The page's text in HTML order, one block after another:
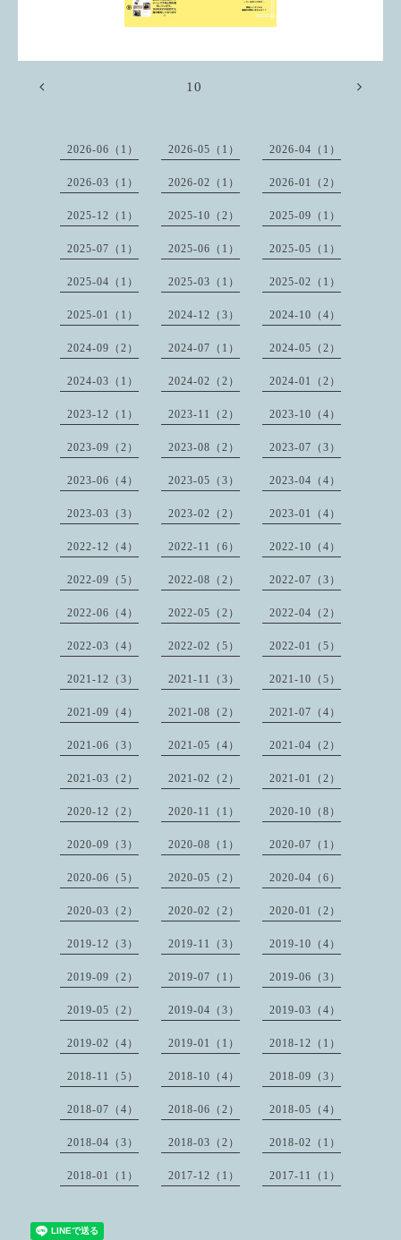
10
2026-06（1） 2026-05（1） 2026-04（1）
2026-03（1） 2026-02（1） 2026-01（2）
2025-12（1） 2025-10（2） 2025-09（1）
2025-07（1） 2025-06（1） 2025-05（1）
2025-04（1） 2025-03（1） 2025-02（1）
2025-01（1） 2024-12（3） 2024-10（4）
2024-09（2） 2024-07（1） 2024-05（2）
2024-03（1） 2024-02（2） 2024-01（2）
2023-12（1） 2023-11（2） 2023-10（4）
2023-09（2） 2023-08（2） 2023-07（3）
2023-06（4） 2023-05（3） 2023-04（4）
2023-03（3） 2023-02（2） 2023-01（4）
2022-12（4） 2022-11（6） 2022-10（4）
2022-09（5） 2022-08（2） 2022-07（3）
2022-06（4） 2022-05（2） 2022-04（2）
2022-03（4） 2022-02（5） 2022-01（5）
2021-12（3） 2021-11（3） 2021-10（5）
2021-09（4） 2021-08（2） 2021-07（4）
2021-06（3） 2021-05（4） 2021-04（2）
2021-03（2） 2021-02（2） 2021-01（2）
2020-12（2） 2020-11（1） 2020-10（8）
2020-09（3） 2020-08（1） 2020-07（1）
2020-06（5） 2020-05（2） 2020-04（6）
2020-03（2） 2020-02（2） 2020-01（2）
2019-12（3） 2019-11（3） 2019-10（4）
2019-09（2） 2019-07（1） 2019-06（3）
2019-05（2） 2019-04（3） 2019-03（4）
2019-02（4） 2019-01（1） 2018-12（1）
2018-11（5） 2018-10（4） 2018-09（3）
2018-07（4） 2018-06（2） 2018-05（4）
2018-04（3） 2018-03（2） 2018-02（1）
2018-01（1） 2017-12（1） 2017-11（1）